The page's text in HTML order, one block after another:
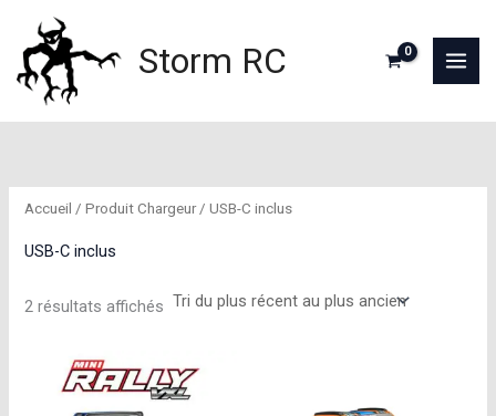
contenu
Storm RC
Accueil / Produit Chargeur / USB-C inclus
USB-C inclus
2 résultats affichés Trié
au
plus
ancien